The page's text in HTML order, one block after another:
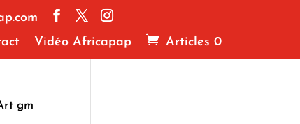
Vidéo Africapap Articles 0
gm